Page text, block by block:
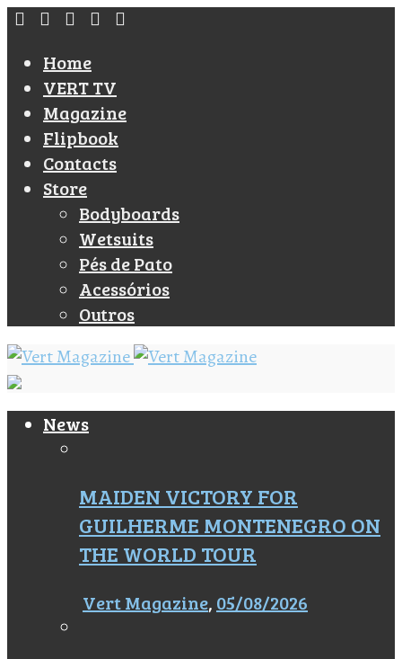
Home
VERT TV
Magazine
Flipbook
Contacts
Store
Bodyboards
Wetsuits
Pés de Pato
Acessórios
Outros
News
MAIDEN VICTORY FOR
GUILHERME MONTENEGRO ON
THE WORLD TOUR
Vert Magazine, 05/08/2026